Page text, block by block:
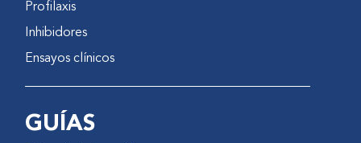
Profilaxis
Inhibidores
Ensayos clínicos
GUÍAS